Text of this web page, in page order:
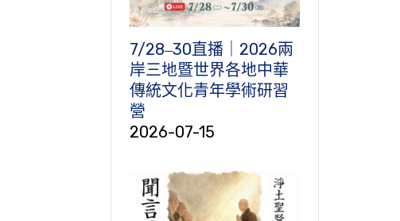
7/28‒30直播｜2026兩
岸三地暨世界各地中華
傳統文化青年學術研習
營
2026-07-15